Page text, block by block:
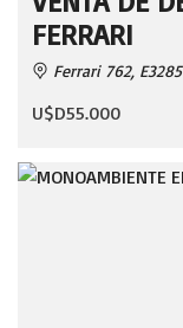
FERRARI
Ferrari 762,
U$D55.000